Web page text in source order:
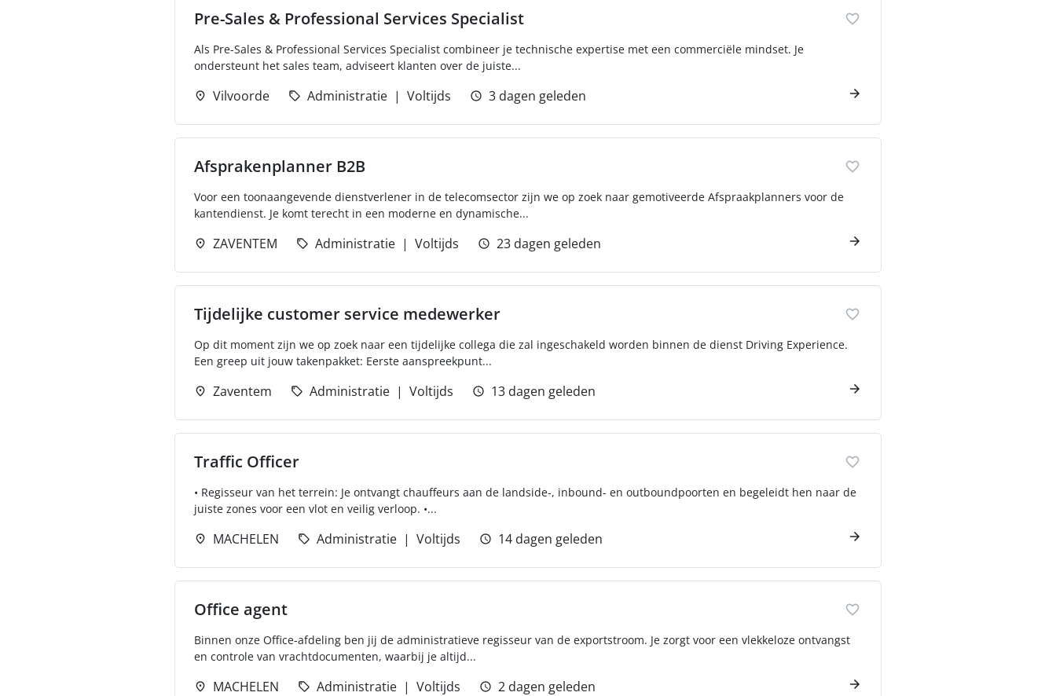
Pre-Sales & Professional Services Specialist
Als Pre-Sales & Professional Services Specialist combineer je technische expertise met een commerciële mindset. Je
ondersteunt het sales team, adviseert klanten over de juiste...
Vilvoorde Administratie Voltijds 3 dagen geleden
Afsprakenplanner B2B
Voor een toonaangevende dienstverlener in de telecomsector zijn we op zoek naar gemotiveerde Afspraakplanners voor de
kantendienst. Je komt terecht in een moderne en dynamische...
ZAVENTEM Administratie Voltijds 23 dagen geleden
Tijdelijke customer service medewerker
Op dit moment zijn we op zoek naar een tijdelijke collega die zal ingeschakeld worden binnen de dienst Driving Experience.
Een greep uit jouw takenpakket: Eerste aanspreekpunt...
Zaventem Administratie Voltijds 13 dagen geleden
Traffic Officer
• Regisseur van het terrein: Je ontvangt chauffeurs aan de landside-, inbound- en outboundpoorten en begeleidt hen naar de
juiste zones voor een vlot en veilig verloop. •...
MACHELEN Administratie Voltijds 14 dagen geleden
Office agent
Binnen onze Office-afdeling ben jij de administratieve regisseur van de exportstroom. Je zorgt voor een vlekkeloze ontvangst
en controle van vrachtdocumenten, waarbij je altijd...
MACHELEN Administratie Voltijds 2 dagen geleden